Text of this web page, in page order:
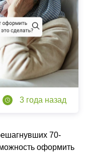
3 года назад
70-
оформить